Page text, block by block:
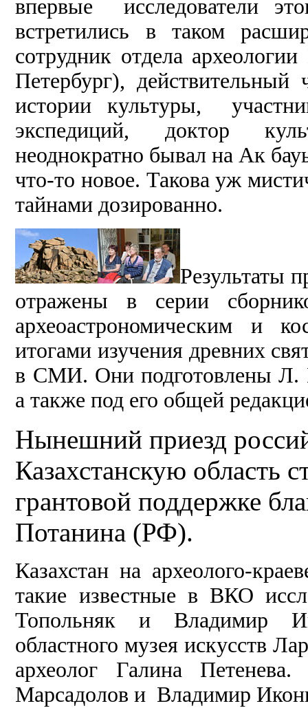
впервые исследователи
встретились в таком
сотрудник отдела
Петербург), действительный
истории культуры,
экспедиций, доктор
неоднократно бывал на Ак
что-то новое. Такова уж
тайнами дозированно.
Результаты
отражены в серии
археоастрономическим и
итогами изучения древних
в СМИ. Они подготовлены Л.
а также под его общей
Нынешний приезд
Казахстанскую область
грантовой поддержке
Потанина (РФ).
Казахстан на археолого-
такие известные в ВКО
Топольняк и Владимир
областного музея искусств
археолог Галина
Марсадолов и Владимир